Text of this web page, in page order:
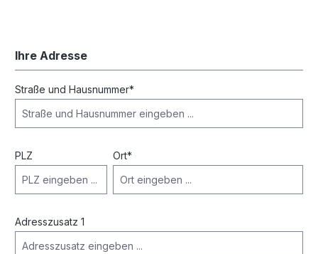
Ihre Adresse
Straße und Hausnummer*
PLZ Ort*
Adresszusatz 1